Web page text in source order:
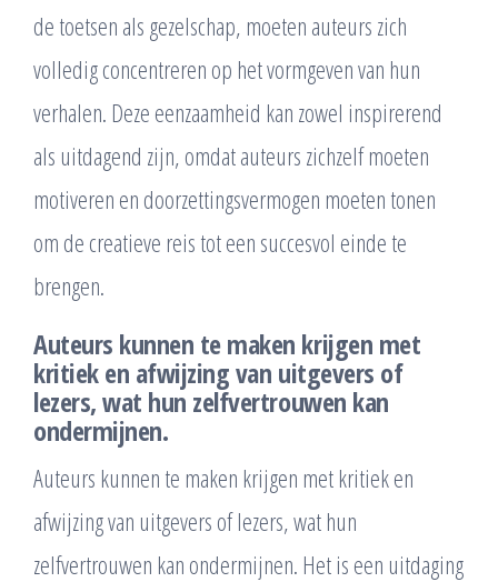
de toetsen als gezelschap, moeten auteurs zich
volledig concentreren op het vormgeven van hun
verhalen. Deze eenzaamheid kan zowel inspirerend
als uitdagend zijn, omdat auteurs zichzelf moeten
motiveren en doorzettingsvermogen moeten tonen
om de creatieve reis tot een succesvol einde te
brengen.
Auteurs kunnen te maken krijgen met
kritiek en afwijzing van uitgevers of
lezers, wat hun zelfvertrouwen kan
ondermijnen.
Auteurs kunnen te maken krijgen met kritiek en
afwijzing van uitgevers of lezers, wat hun
zelfvertrouwen kan ondermijnen. Het is een uitdaging